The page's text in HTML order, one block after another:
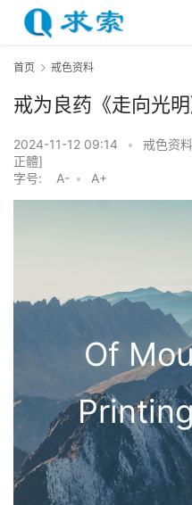
首页 戒色资料
戒为良药《走向光
2024-11-12 09:14 • 戒色资料
正體]
字号:
A- • A+
Of